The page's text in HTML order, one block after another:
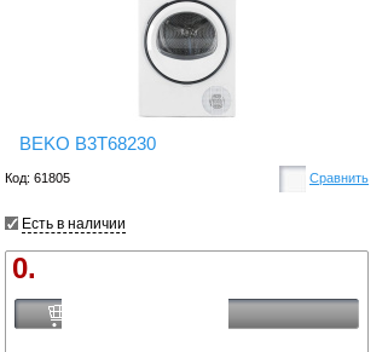
BEKO B3T68230
Код: 61805 Сравнить
Есть в наличии
0.